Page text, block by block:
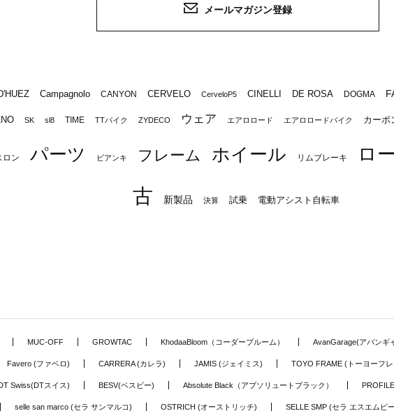
メールマガジン登録
Campagnolo CANYON CERVELO CerveloP5 CINELLI DE ROSA DOGMA
SK sl8 TIME TTバイク ZYDECO ウェア エアロロード エアロロードバイク カーボ
ロン パーツ ビアンキ フレーム ホイール リムブレーキ ロ
古 新製品 決算 試乗 電動アシスト自転車
MUC-OFF GROWTAC KhodaaBloom（コーダーブルーム） AvanGarage(アバンギ
Favero (ファベロ) CARRERA (カレラ) JAMIS (ジェイミス) TOYO FRAME (トーヨーフ
DT Swiss(DTスイス) BESV(ベスビー) Absolute Black（アブソリュートブラック）
selle san marco (セラ サンマルコ) OSTRICH (オーストリッチ) SELLE SMP (セラ エスエムピ